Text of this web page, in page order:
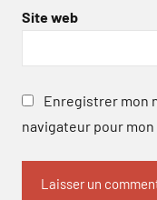
Site web
Enregistrer mon
navigateur pour